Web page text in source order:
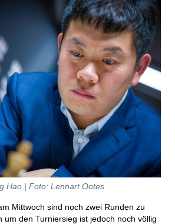
Hao | Foto: Lennart Ootes
Mittwoch sind noch zwei Runden zu
um den Turniersieg ist jedoch noch völlig